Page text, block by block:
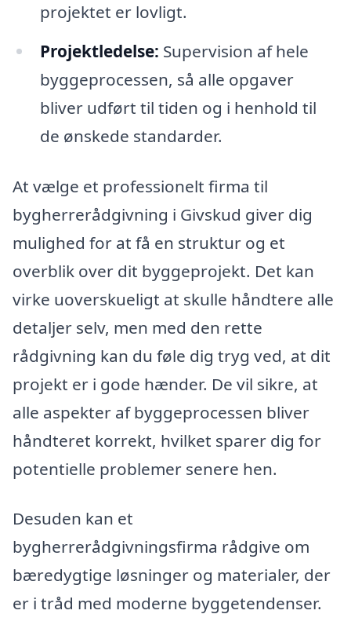
projektet er lovligt.
Projektledelse: Supervision af hele
byggeprocessen, så alle opgaver
bliver udført til tiden og i henhold til
de ønskede standarder.
At vælge et professionelt firma til
bygherrerådgivning i Givskud giver dig
mulighed for at få en struktur og et
overblik over dit byggeprojekt. Det kan
virke uoverskueligt at skulle håndtere alle
detaljer selv, men med den rette
rådgivning kan du føle dig tryg ved, at dit
projekt er i gode hænder. De vil sikre, at
alle aspekter af byggeprocessen bliver
håndteret korrekt, hvilket sparer dig for
potentielle problemer senere hen.
Desuden kan et
bygherrerådgivningsfirma rådgive om
bæredygtige løsninger og materialer, der
er i tråd med moderne byggetendenser.